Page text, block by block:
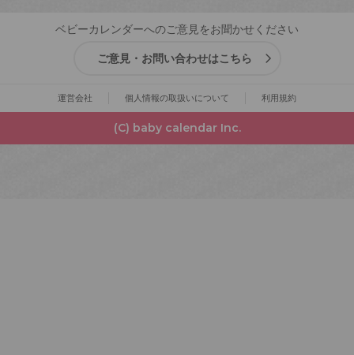
ベビーカレンダーへのご意見をお聞かせください
ご意見・お問い合わせはこちら
運営会社 個人情報の取扱いについて 利用規約
(C) baby calendar Inc.